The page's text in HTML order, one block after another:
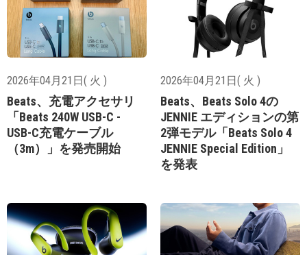
2026年04月21日( 火 )
Beats、充電アクセサリ
「Beats 240W USB-C -
USB-C充電ケーブル
（3m）」を発売開始
2026年04月21日( 火 )
Beats、Beats Solo 4の
JENNIE エディションの第
2弾モデル「Beats Solo 4
JENNIE Special Edition」
を発表